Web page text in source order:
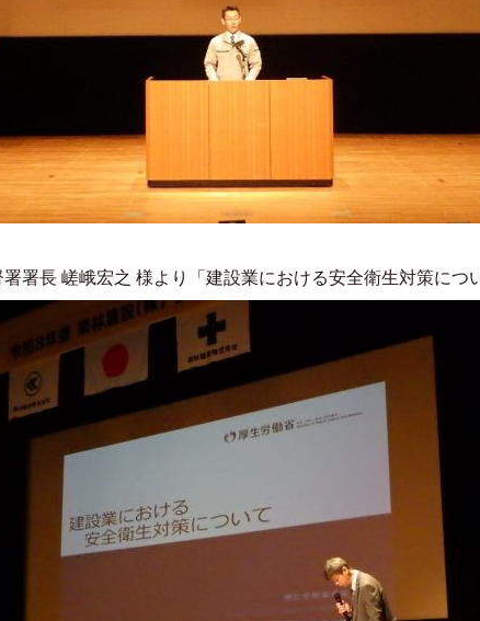
宏之 様より「建設業における安全衛生対策につ